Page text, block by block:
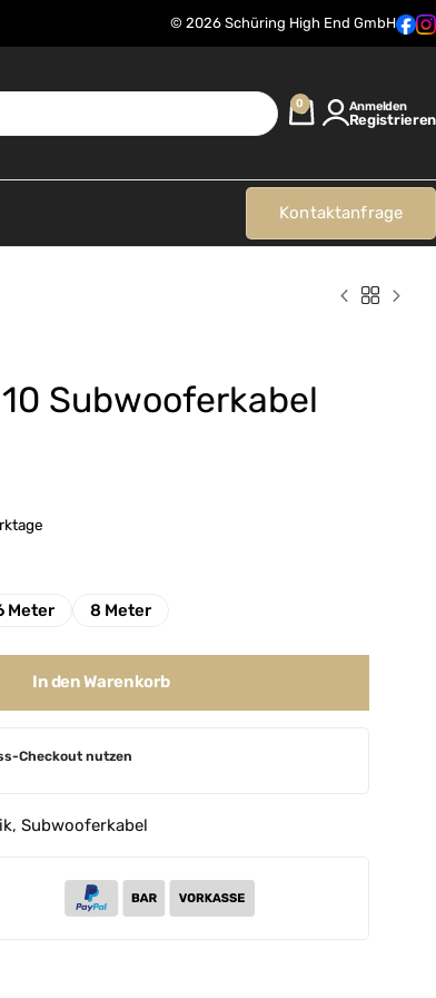
© 2026 Schüring High End GmbH
0 Anmelden
Registrieren
Kontaktanfrage
Subwooferkabel
Meter 8 Meter
In den Warenkorb
Checkout nutzen
, Subwooferkabel